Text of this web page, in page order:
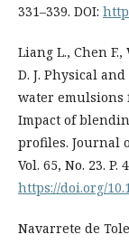
331–339. DOI:
Liang L., Chen F.,
D. J. Physical
water
Impact of
profiles. Journal
Vol. 65, No. 23. P.
https://doi.org/
Navarrete de